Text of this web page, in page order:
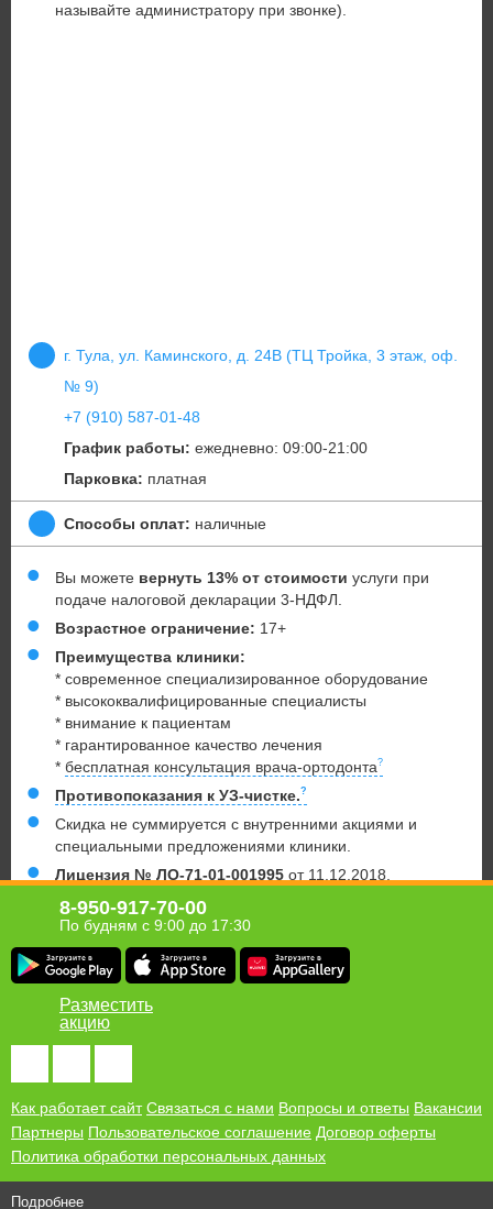
называйте администратору при звонке).
г. Тула, ул. Каминского, д. 24В (ТЦ Тройка, 3 этаж, оф.
№ 9)
+7 (910) 587-01-48
График работы: ежедневно: 09:00-21:00
Парковка: платная
Способы оплат: наличные
Вы можете вернуть 13% от стоимости услуги при
подаче налоговой декларации 3-НДФЛ.
Возрастное ограничение: 17+
Преимущества клиники:
* современное специализированное оборудование
* высококвалифицированные специалисты
* внимание к пациентам
* гарантированное качество лечения
* бесплатная консультация врача-ортодонта
Противопоказания к УЗ-чистке.
Скидка не суммируется с внутренними акциями и
специальными предложениями клиники.
Лицензия № ЛО-71-01-001995 от 11.12.2018.
ООО «МАГ-ДЕНТ-НАИРИ», ОГРН 1057102382040, ул.
Каминского, дом 24в, помещение 32,33,34 этаж 3,
Тула,Тульская область, Россия, 300041
Хомсбокс в твоём мобильном!
Получи ссылку для загрузки приложения Homsbox на свой
телефон
8-950-917-70-00
По будням с 9:00 до 17:30
Разместить
акцию
Как работает сайт Связаться с нами Вопросы и ответы Вакансии
Партнеры Пользовательское соглашение Договор оферты
Политика обработки персональных данных
Подробнее